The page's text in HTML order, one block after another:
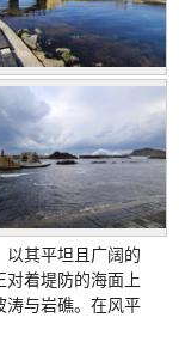
其平坦且广阔的
着堤防的海面上
涛与岩礁。在风平